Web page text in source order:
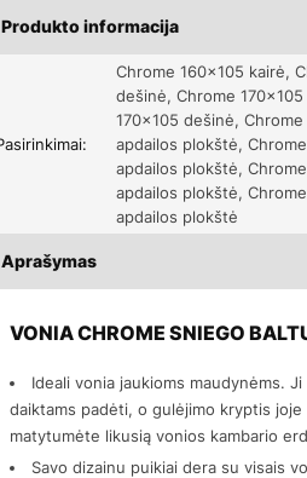
Produkto informacija
Pasirinkimai:
Chrome 160×105 kairė,
dešinė, Chrome
170×105 dešinė,
apdailos plokštė,
apdailos plokštė,
apdailos plokštė,
apdailos plokštė
Aprašymas
VONIA CHROME SNIEGO
Ideali vonia jaukioms maudynėms.
daiktams padėti, o gulėjimo kryptis joje
matytumėte likusią vonios kambario
Savo dizainu puikiai dera su visais